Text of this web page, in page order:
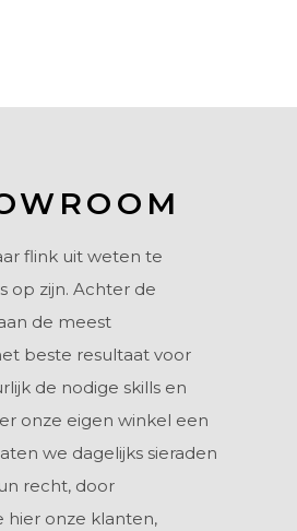
flink uit weten te
op zijn. Achter de
de meest
beste resultaat voor
de nodige skills en
onze eigen winkel een
we dagelijks sieraden
recht, door
hier onze klanten,